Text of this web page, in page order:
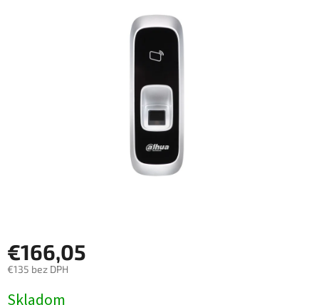
€166,05
€135 bez DPH
Skladom